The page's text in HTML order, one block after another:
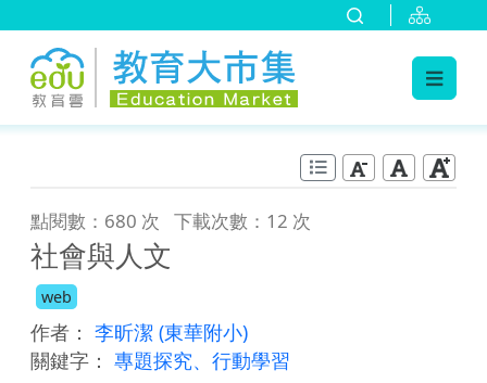
點閱數：680 次 下載次數：12 次
社會與人文
web
作者： 李昕潔 (東華附小)
關鍵字： 專題探究、行動學習